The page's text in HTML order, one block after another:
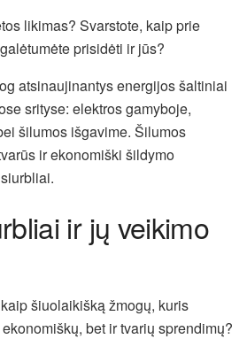
likimas? Svarstote, kaip prie
prisidėti ir jūs?
atsinaujinantys energijos šaltiniai
srityse: elektros gamyboje,
šilumos išgavime. Šilumos
ir ekonomiški šildymo
ir jų veikimo
šiuolaikišką žmogų, kuris
bet ir tvarių sprendimų?